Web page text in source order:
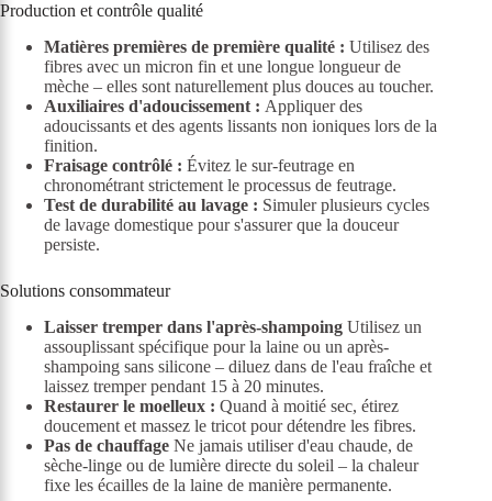
Production et contrôle qualité
Matières premières de première qualité : Utilisez des
fibres avec un micron fin et une longue longueur de
mèche – elles sont naturellement plus douces au toucher.
Auxiliaires d'adoucissement : Appliquer des
adoucissants et des agents lissants non ioniques lors de la
finition.
Fraisage contrôlé : Évitez le sur-feutrage en
chronométrant strictement le processus de feutrage.
Test de durabilité au lavage : Simuler plusieurs cycles
de lavage domestique pour s'assurer que la douceur
persiste.
Solutions consommateur
Laisser tremper dans l'après-shampoing Utilisez un
assouplissant spécifique pour la laine ou un après-
shampoing sans silicone – diluez dans de l'eau fraîche et
laissez tremper pendant 15 à 20 minutes.
Restaurer le moelleux : Quand à moitié sec, étirez
doucement et massez le tricot pour détendre les fibres.
Pas de chauffage Ne jamais utiliser d'eau chaude, de
sèche-linge ou de lumière directe du soleil – la chaleur
fixe les écailles de la laine de manière permanente.